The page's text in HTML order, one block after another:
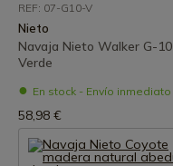
REF: 07-G10-V
Nieto
Navaja Nieto Walker G-10
Verde
En stock - Envío inmediato
58,98 €